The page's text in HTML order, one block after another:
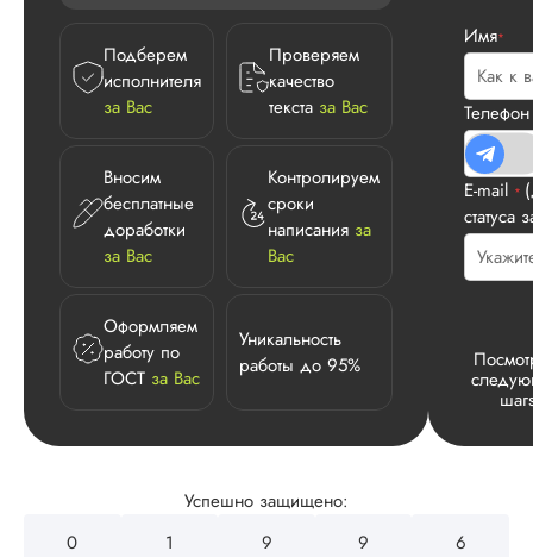
Подберем
исполнителя
за Вас
Проверяем
качество
текста за Вас
Вносим
бесплатные
доработки
за Вас
Контролируем
сроки
написания за
Вас
Оформляем
работу по
ГОСТ за Вас
Уникальность
работы до 95%
Имя*
E-mail *
статуса
Успешно защищено:
2
3
4
2
0